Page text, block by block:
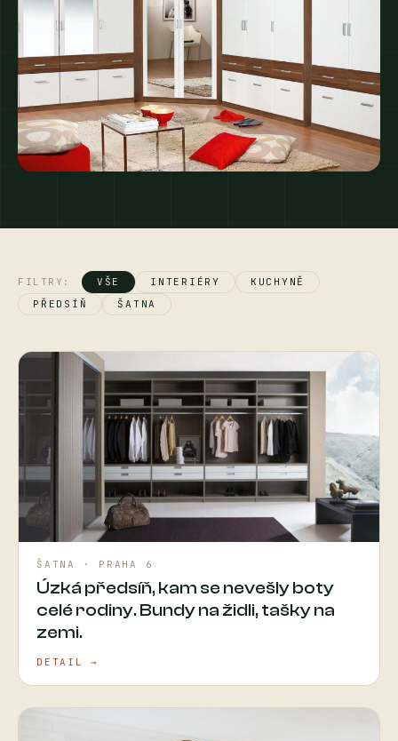
FILTRY: VŠE INTERIÉRY
KUCHYNĚ
PŘEDSÍŇ
ŠATNA
ŠATNA · PRAHA 6
Úzká předsíň, kam se nevešly boty
celé rodiny. Bundy na židli, tašky na
zemi.
DETAIL →